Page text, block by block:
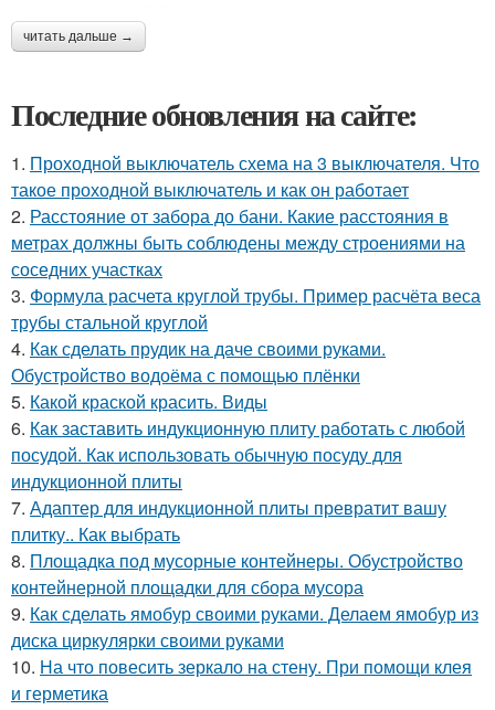
читать дальше →
Последние обновления на сайте:
1. Проходной выключатель схема на 3 выключателя. Что
такое проходной выключатель и как он работает
2. Расстояние от забора до бани. Какие расстояния в
метрах должны быть соблюдены между строениями на
соседних участках
3. Формула расчета круглой трубы. Пример расчёта веса
трубы стальной круглой
4. Как сделать прудик на даче своими руками.
Обустройство водоёма с помощью плёнки
5. Какой краской красить. Виды
6. Как заставить индукционную плиту работать с любой
посудой. Как использовать обычную посуду для
индукционной плиты
7. Адаптер для индукционной плиты превратит вашу
плитку.. Как выбрать
8. Площадка под мусорные контейнеры. Обустройство
контейнерной площадки для сбора мусора
9. Как сделать ямобур своими руками. Делаем ямобур из
диска циркулярки своими руками
10. На что повесить зеркало на стену. При помощи клея
и герметика